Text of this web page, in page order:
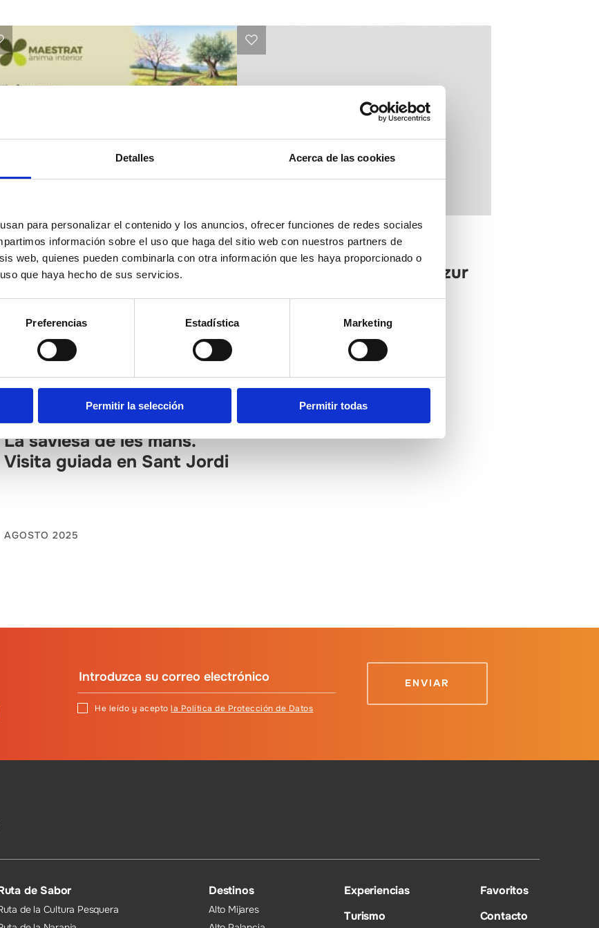
Detalles Acerca de las cookies
para personalizar el contenido y los anuncios, ofrecer funciones de redes sociales
información sobre el uso que haga del sitio web con nuestros partners de
web, quienes pueden combinarla con otra información que les haya proporcionado o
que haya hecho de sus servicios.
Preferencias Estadística Marketing
Permitir la selección Permitir todas
La saviesa de les mans.
Visita guiada en Sant Jordi
AGOSTO 2025
La Plana Alta
Konferenz "Vom Meer zur
Taula Oropesa".
He leído y aceptola Política de Protección de Datos
de Sabor
de la Cultura Pesquera
Destinos
Alto Mijares
Experiencias
Turismo
Favoritos
Contacto